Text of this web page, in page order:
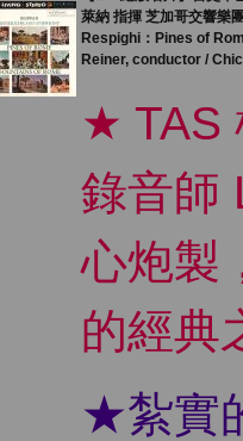
萊納 指揮 芝加哥交響樂
Respighi：Pines of
Reiner, conductor /
★ TAS
錄音師
心炮製
的經典
★紮實